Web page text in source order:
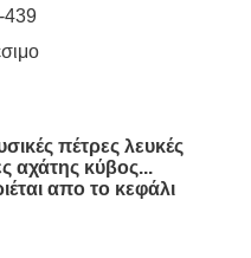
439
πέτρες λευκές
αχάτης κύβος...
απο το κεφάλι